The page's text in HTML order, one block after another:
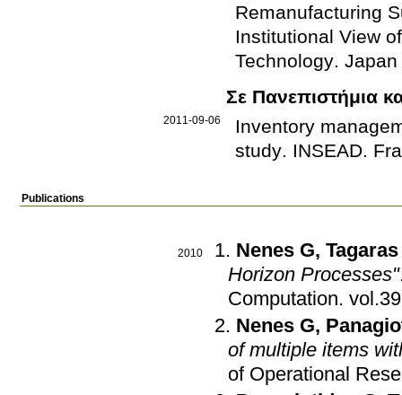
Remanufacturing
Institutional View
Technology. Japan
Σε Πανεπιστήμια
2011-09-06
Inventory
study. INSEAD.
Publications
2010 Nenes G,
Horizon Processes"
Computation.
Nenes G,
of multiple items
of Operational